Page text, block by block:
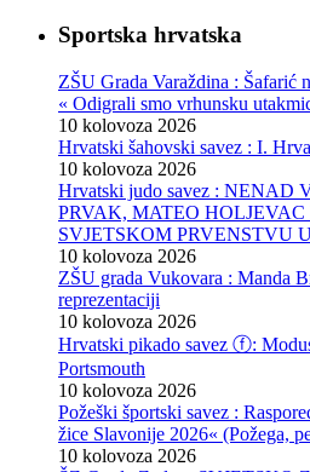
Sportska hrvatska
ZŠU Grada Varaždina : Šafarić
« Odigrali smo vrhunsku
10 kolovoza 2026
Hrvatski šahovski savez : I.
10 kolovoza 2026
Hrvatski judo savez : NENAD
PRVAK, MATEO
SVJETSKOM PRVENSTVU
10 kolovoza 2026
ZŠU grada Vukovara : Manda
reprezentaciji
10 kolovoza 2026
Hrvatski pikado savez ⓕ:
Portsmouth
10 kolovoza 2026
Požeški športski savez :
žice Slavonije 2026« (Požega,
10 kolovoza 2026